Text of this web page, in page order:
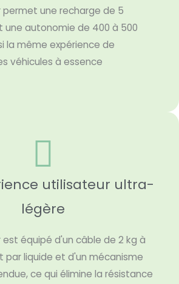
permet une recharge de 5
autonomie de 400 à 500
la même expérience de
véhicules à essence
utilisateur ultra-
légère
est équipé d'un câble de 2 kg à
par liquide et d'un mécanisme
ce qui élimine la résistance